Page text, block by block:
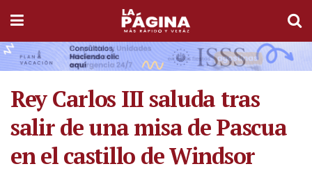
Rey Carlos III saluda tras
salir de una misa de Pascua
en el castillo de Windsor